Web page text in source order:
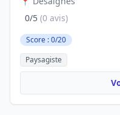
0/5 (0 avis)
Score : 0/20
Paysagiste